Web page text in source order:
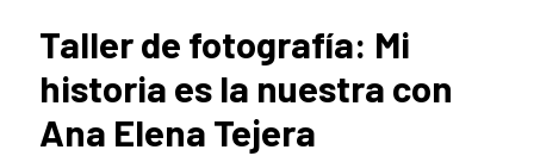
Taller de fotografía: Mi
historia es la nuestra con
Ana Elena Tejera